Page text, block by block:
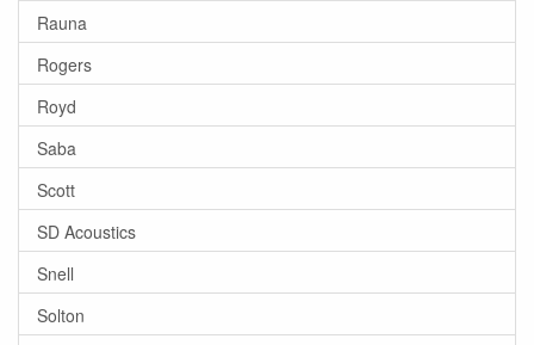
Rauna
Rogers
Royd
Saba
Scott
SD Acoustics
Snell
Solton